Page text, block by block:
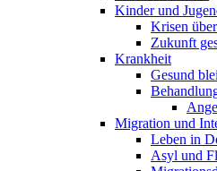
Kinder und
Krisen
Zukunft
Krankheit
Gesund
Migration und
Leben in
Asyl und